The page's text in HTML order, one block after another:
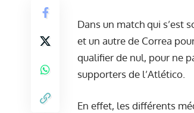
Dans un match qui s’est
et un autre de Correa
qualifier de nul, pour ne
supporters de l’Atlético.
En effet, les différents